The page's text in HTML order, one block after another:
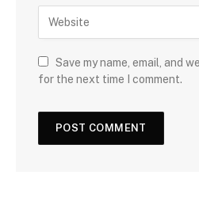
Save my name, email, and
for the next time I comment.